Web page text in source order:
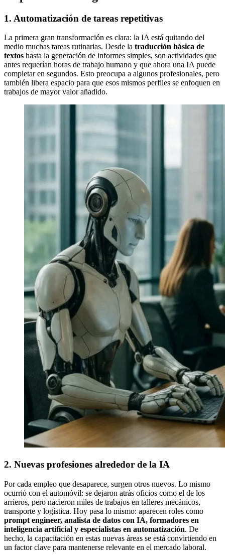
1. Automatización de tareas repetitivas
La primera gran transformación es clara: la IA está quitando del
medio muchas tareas rutinarias. Desde la traducción básica de
textos hasta la generación de informes simples, son actividades que
antes requerían horas de trabajo humano y que ahora una IA puede
completar en segundos. Esto preocupa a algunos profesionales, pero
también libera espacio para que esos mismos perfiles se enfoquen en
trabajos de mayor valor añadido.
2. Nuevas profesiones alrededor de la IA
Por cada empleo que desaparece, surgen otros nuevos. Lo mismo
ocurrió con el automóvil: se dejaron atrás oficios como el de los
arrieros, pero nacieron miles de trabajos en talleres mecánicos,
transporte y logística. Hoy pasa lo mismo: aparecen roles como
prompt engineer, analista de datos con IA, formadores en
inteligencia artificial y especialistas en automatización. De
hecho, la capacitación en estas nuevas áreas se está convirtiendo en
un factor clave para mantenerse relevante en el mercado laboral.